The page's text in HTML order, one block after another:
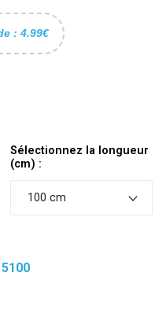
: 4.99€
Sélectionnez la longueur
(cm) :
100 cm